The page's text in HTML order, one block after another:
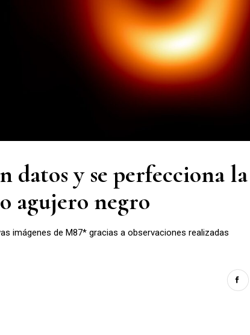
datos y se perfecciona la
agujero negro
imágenes de M87* gracias a observaciones realizadas